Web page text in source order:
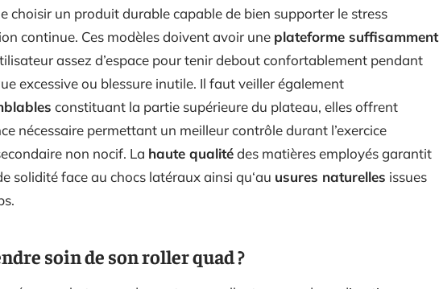
choisir un produit durable capable de bien supporter le stress
continue. Ces modèles doivent avoir une plateforme suffisamment
assez d’espace pour tenir debout confortablement pendant
excessive ou blessure inutile. Il faut veiller également
constituant la partie supérieure du plateau, elles offrent
nécessaire permettant un meilleur contrôle durant l’exercice
non nocif. La haute qualitédes matières employés garantit
solidité face au chocs latéraux ainsi qu‘au usures naturelles issues
soin de son roller quad ?